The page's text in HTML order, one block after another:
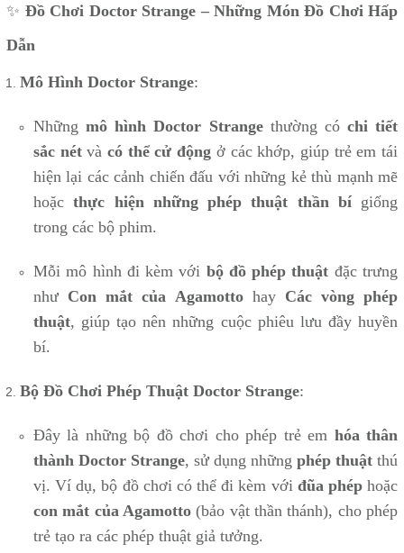
✨ Đồ Chơi Doctor Strange – Những Món Đồ Chơi Hấp
Dẫn
Mô Hình Doctor Strange:
Nhữngmô hình Doctor Strangethường có chi tiết
sắc nétvàcó thể cử động ở các khớp, giúp trẻ em tái
hiện lại các cảnh chiến đấu với những kẻ thù mạnh mẽ
hoặcthực hiện những phép thuật thần bígiống
trong các bộ phim.
Mỗi mô hình đi kèm với bộ đồ phép thuật đặc trưng
như Con mắt của Agamottohay Các vòng phép
thuật, giúp tạo nên những cuộc phiêu lưu đầy huyền
bí.
Bộ Đồ Chơi Phép Thuật Doctor Strange:
Đây là những bộ đồ chơi cho phép trẻ em hóa thân
thành Doctor Strange, sử dụng những phép thuật thú
vị. Ví dụ, bộ đồ chơi có thể đi kèm với đũa phéphoặc
con mắt của Agamotto (bảo vật thần thánh), cho phép
trẻ tạo ra các phép thuật giả tưởng.